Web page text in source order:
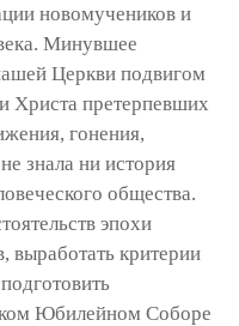
новомучеников и
Минувшее
Церкви подвигом
Христа претерпевших
гонения,
знала ни история
общества.
эпохи
выработать критерии
Юбилейном Соборе